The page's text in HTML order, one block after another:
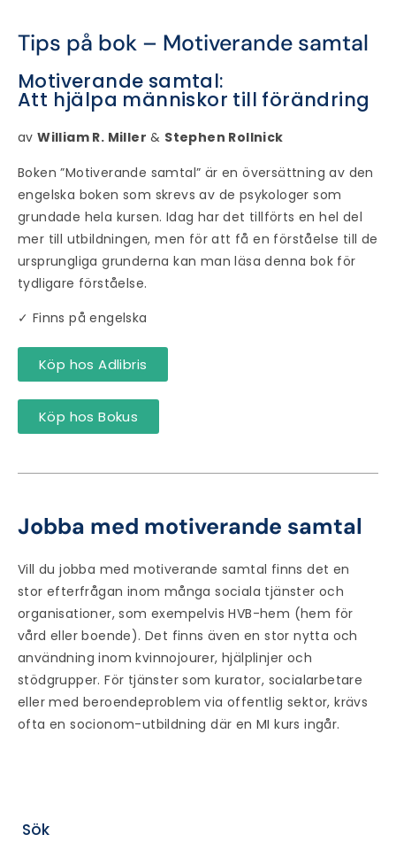
Sök
Tips på bok – Motiverande samtal
Motiverande samtal:
Att hjälpa människor till förändring
avWilliam R. Miller & Stephen Rollnick
Boken ”Motiverande samtal” är en översättning av den
engelska boken som skrevs av de psykologer som
grundade hela kursen. Idag har det tillförts en hel del
mer till utbildningen, men för att få en förståelse till de
ursprungliga grunderna kan man läsa denna bok för
tydligare förståelse.
✓ Finns på engelska
Köp hos Adlibris
Köp hos Bokus
Jobba med motiverande samtal
Vill du jobba med motiverande samtal finns det en
stor efterfrågan inom många sociala tjänster och
organisationer, som exempelvis HVB-hem (hem för
vård eller boende). Det finns även en stor nytta och
användning inom kvinnojourer, hjälplinjer och
stödgrupper. För tjänster som kurator, socialarbetare
eller med beroendeproblem via offentlig sektor, krävs
ofta en socionom-utbildning där en MI kurs ingår.